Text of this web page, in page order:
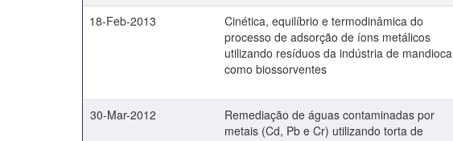
18-Feb-2013
Cinética, equilíbrio e termodinâmica do
processo de adsorção de íons metálicos
utilizando resíduos da indústria de mandioca
como biossorventes
30-Mar-2012
Remediação de águas contaminadas por
metais (Cd, Pb e Cr) utilizando torta de